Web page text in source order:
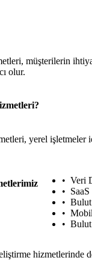
müşterilerin
olur.
yerel işletmeler
Veri
Bulut
hizmetlerinde